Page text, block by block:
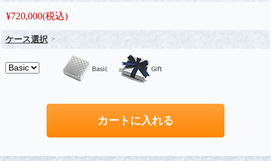
¥720,000(税込)
ケース選択